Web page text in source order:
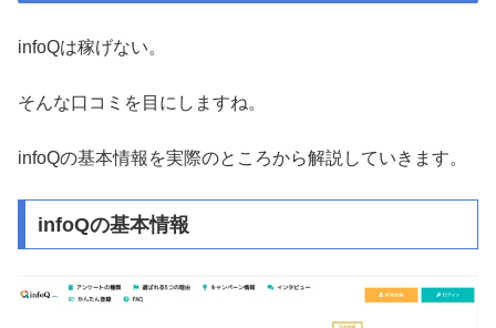
infoQは稼げない。
そんな口コミを目にしますね。
infoQの基本情報を実際のところから解説していきます。
infoQの基本情報